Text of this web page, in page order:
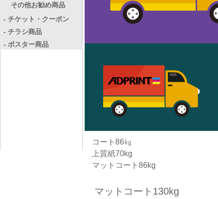
その他お勧め商品
- チケット・クーポン
- チラシ商品
- ポスター商品
コート86㎏
上質紙70kg
マットコート86kg
マットコート130kg